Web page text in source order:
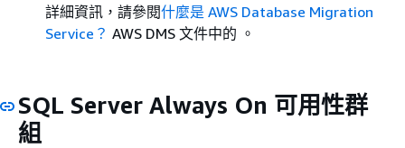
詳細資訊，請參閱什麼是 AWS Database Migration
Service？ AWS DMS 文件中的 。
SQL Server Always On 可用性群
組